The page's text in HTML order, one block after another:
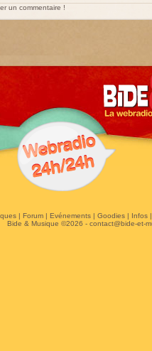
un commentaire !
| Forum| Evénements| Goodies| Infos
Bide & Musique ©2026 - contact@bide-et-